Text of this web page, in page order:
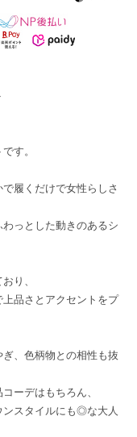
す。
履くだけで女性らしさ
っとした動きのあるシ
り、
品さとアクセントをプ
、色柄物との相性も抜
ーデはもちろん、
ンスタイルにも◎な大人